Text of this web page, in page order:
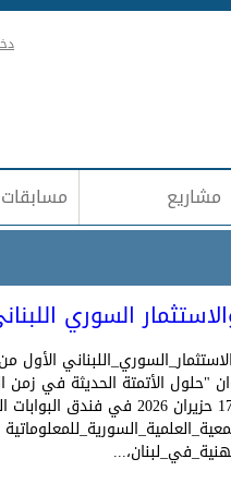
مشاريع مسابقات
السوري
الأول
الأتمتة الحديثة في زمن
الاصطناعي" وذلك يوم 17 حزيران 2026